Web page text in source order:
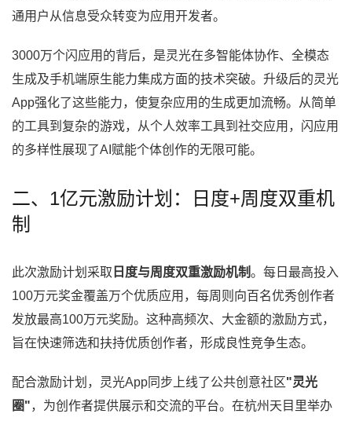
通用户从信息受众转变为应用开发者。
3000万个闪应用的背后，是灵光在多智能体协作、全模态
生成及手机端原生能力集成方面的技术突破。升级后的灵光
App强化了这些能力，使复杂应用的生成更加流畅。从简单
的工具到复杂的游戏，从个人效率工具到社交应用，闪应用
的多样性展现了AI赋能个体创作的无限可能。
二、1亿元激励计划：日度+周度双重机
制
此次激励计划采取 日度与周度双重激励机制。每日最高投入
100万元奖金覆盖万个优质应用，每周则向百名优秀创作者
发放最高100万元奖励。这种高频次、大金额的激励方式，
旨在快速筛选和扶持优质创作者，形成良性竞争生态。
配合激励计划，灵光App同步上线了公共创意社区"灵光
圈"，为创作者提供展示和交流的平台。在杭州天目里举办